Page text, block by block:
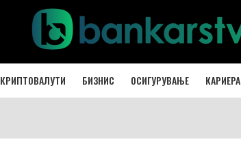
КРИПТОВАЛУТИ БИЗНИС ОСИГУРУВАЊЕ КАРИЕРА